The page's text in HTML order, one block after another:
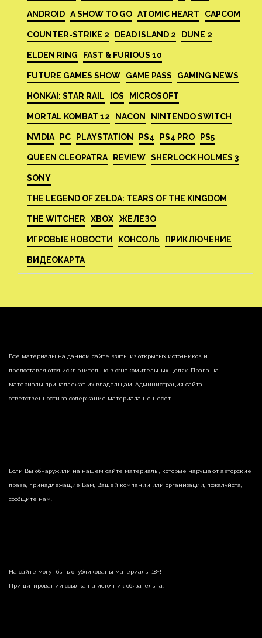
ANDROID A SHOW TO GO ATOMIC HEART CAPCOM
COUNTER-STRIKE 2 DEAD ISLAND 2 DUNE 2
ELDEN RING FAST & FURIOUS 10
FUTURE GAMES SHOW GAME PASS GAMING NEWS
HONKAI: STAR RAIL IOS MICROSOFT
MORTAL KOMBAT 12 NACON NINTENDO SWITCH
NVIDIA PC PLAYSTATION PS4 PS4 PRO PS5
QUEEN CLEOPATRA REVIEW SHERLOCK HOLMES 3
SONY
THE LEGEND OF ZELDA: TEARS OF THE KINGDOM
THE WITCHER XBOX ЖЕЛЕЗО
ИГРОВЫЕ НОВОСТИ КОНСОЛЬ ПРИКЛЮЧЕНИЕ
ВИДЕОКАРТА
Все материалы на данном сайте взяты из открытых источников и
предоставляются исключительно в ознакомительных целях. Права на
материалы принадлежат их владельцам. Администрация сайта
ответственности за содержание материала не несет.
Если Вы обнаружили на нашем сайте материалы, которые нарушают авторские
права, принадлежащие Вам, Вашей компании или организации, пожалуйста,
сообщите нам.
На сайте могут быть опубликованы материалы 18+!
При цитировании ссылка на источник обязательна.